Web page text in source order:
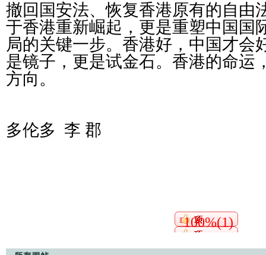
撤回国安法、恢复香港原有的自由
于香港重新崛起，更是重塑中国国
局的关键一步。香港好，中国才会
是镜子，更是试金石。香港的命运
方向。
多伦多 李 郡
100%(1)